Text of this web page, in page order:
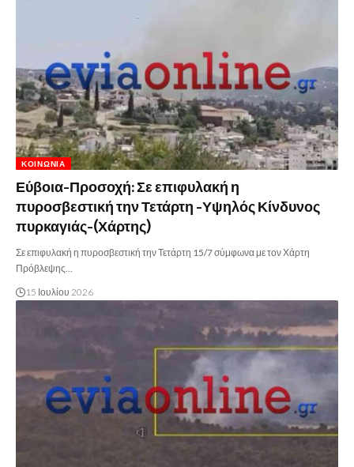
ΚΟΙΝΩΝΊΑ
Εύβοια-Προσοχή: Σε επιφυλακή η
πυροσβεστική την Τετάρτη -Υψηλός Κίνδυνος
πυρκαγιάς-(Χάρτης)
Σε επιφυλακή η πυροσβεστική την Τετάρτη 15/7 σύμφωνα με τον Χάρτη
Πρόβλεψης…
15 Ιουλίου 2026